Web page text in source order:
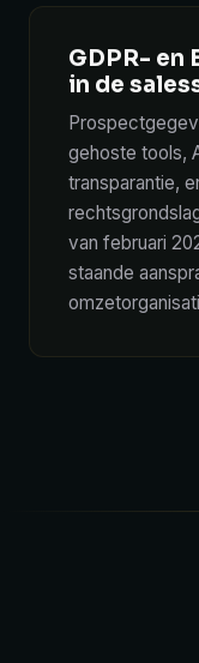
GDPR-
in de
gehoste tools,
transparantie,
van februari
staande